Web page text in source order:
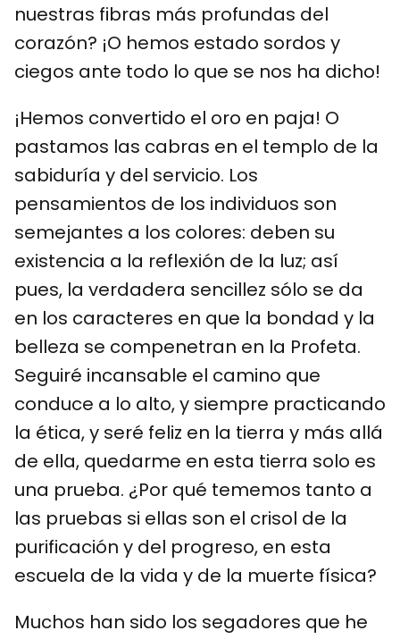
nuestras fibras más profundas del
corazón? ¡O hemos estado sordos y
ciegos ante todo lo que se nos ha dicho!
¡Hemos convertido el oro en paja! O
pastamos las cabras en el templo de la
sabiduría y del servicio. Los
pensamientos de los individuos son
semejantes a los colores: deben su
existencia a la reflexión de la luz; así
pues, la verdadera sencillez sólo se da
en los caracteres en que la bondad y la
belleza se compenetran en la Profeta.
Seguiré incansable el camino que
conduce a lo alto, y siempre practicando
la ética, y seré feliz en la tierra y más allá
de ella, quedarme en esta tierra solo es
una prueba. ¿Por qué tememos tanto a
las pruebas si ellas son el crisol de la
purificación y del progreso, en esta
escuela de la vida y de la muerte física?
Muchos han sido los segadores que he